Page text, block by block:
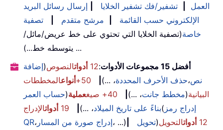
العمل
تشفير/فك تشفير الخلايا
إرسال رسائل البريد
الإلكتروني حسب القائمة
مرشح متقدم
تصفية
خاصة(تصفية الخلايا التي تحتوي على خط عريض/مائل/
يتوسطه خط...) ...
أفضل 15 مجموعات الأدوات
:
12 أدواتالنصوص(إضافة
نص،حذف الأحرف المحددة، ...) 50+ أنواعالمخططات
البيانية(مخطط جانت، ...) 40+ صيغ عملية(حساب العمر
بناءً على تاريخ الميلاد، ...) 19 أدواتالإدراج ( إدراج رمز
QR، إدراج صورة من المسار، ...) 12 أدواتالتحويل(تحويل